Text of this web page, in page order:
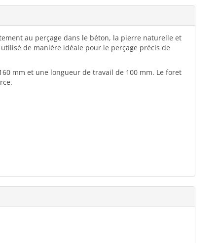
au perçage dans le béton, la pierre naturelle et
de manière idéale pour le perçage précis de
mm et une longueur de travail de 100 mm. Le foret